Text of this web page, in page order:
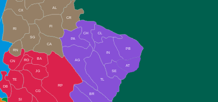
CX
RI
AL
CR
FI
SG
BA
CA
PA
CH CL
PB
SE
TL
AG
BR
RP
RO
JG
CG
SI
DB
TE
IN
RN
CN
AT